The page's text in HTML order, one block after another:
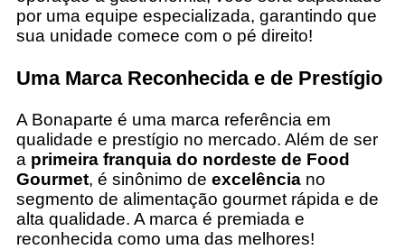
por uma equipe especializada, garantindo que
sua unidade comece com o pé direito!
Uma Marca Reconhecida e de Prestígio
A Bonaparte é uma marca referência em
qualidade e prestígio no mercado. Além de ser
a primeira franquia do nordeste de Food
Gourmet, é sinônimo de excelênciano
segmento de alimentação gourmet rápida e de
alta qualidade. A marca é premiada e
reconhecida como uma das melhores!